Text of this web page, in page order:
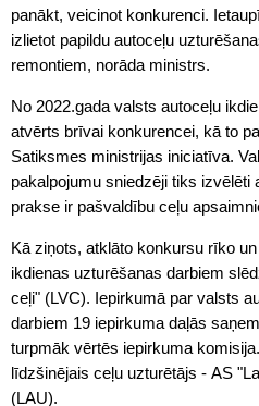
panākt, veicinot konkurenci.
izlietot papildu autoceļu
remontiem, norāda ministrs.
No 2022.gada valsts autoceļu
atvērts brīvai konkurencei, kā to
Satiksmes ministrijas iniciatīva.
pakalpojumu sniedzēji tiks
prakse ir pašvaldību ceļu
Kā ziņots, atklāto konkursu rīko
ikdienas uzturēšanas darbiem
ceļi" (LVC). Iepirkumā par valsts
darbiem 19 iepirkuma daļās
turpmāk vērtēs iepirkuma
līdzšinējais ceļu uzturētājs - AS
(LAU).